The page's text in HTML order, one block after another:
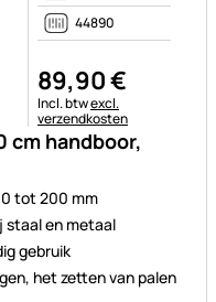
cm handboor,
tot 200 mm
staal en metaal
gebruik
het zetten van palen
44890
89,90€
Belastinginformatie:
Incl. btwexcl.
verzendkosten